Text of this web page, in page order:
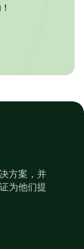
方案，并
为他们提